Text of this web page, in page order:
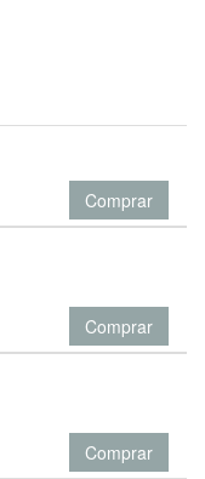
Comprar
Comprar
Comprar